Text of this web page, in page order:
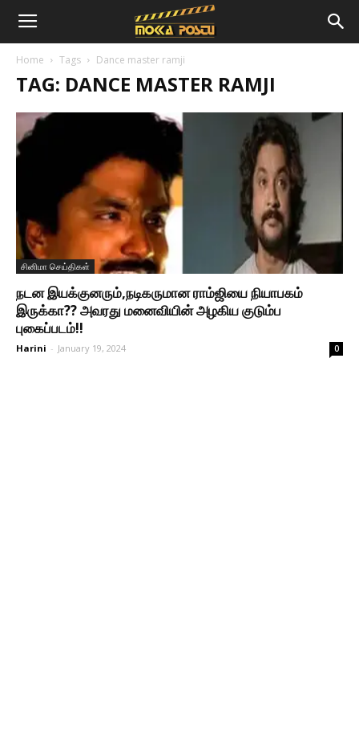
Home Tags Dance master ramji
TAG: DANCE MASTER RAMJI
சினிமா செய்திகள்
நடன இயக்குனரும்,நடிகருமான ராம்ஜியை நியாபகம்
இருக்கா?? அவரது மனைவியின் அழகிய குடும்ப
புகைப்படம்!!
Harini - January 19, 2024 0